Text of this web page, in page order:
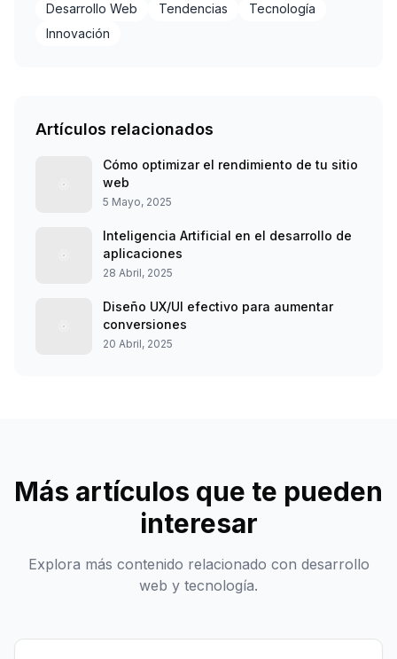
Desarrollo Web Tendencias
Tecnología
Innovación
Artículos relacionados
Cómo optimizar el rendimiento de tu sitio
web
5 Mayo, 2025
Inteligencia Artificial en el desarrollo de
aplicaciones
28 Abril, 2025
Diseño UX/UI efectivo para aumentar
conversiones
20 Abril, 2025
Más artículos que te pueden
interesar
Explora más contenido relacionado con desarrollo
web y tecnología.